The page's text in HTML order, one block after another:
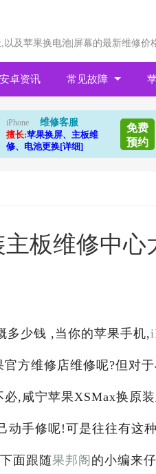
及苹果换电池|屏幕的最新维修价
安卓资讯 常见故障
iPhone
维修客服
擅长:苹果换屏、主板维
修、电池更换[详细]
免费
预约
板维修中心
多少钱 ,当你的苹果手机,
方维修店维修呢?但对
,咸宁苹果XSMax换原
动手修呢!可是往往有这
面跟随果邦阁 的小编来